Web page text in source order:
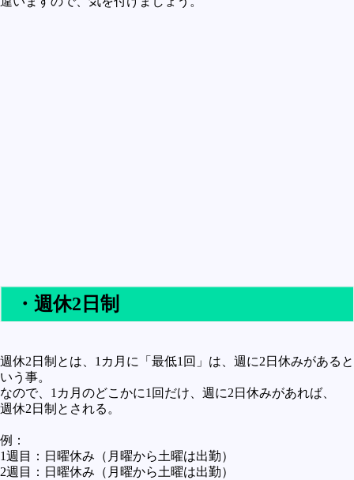
地理とか
災害
宇宙とか地球
ハイテク・デジタルとか
趣味
未確認
テレビドラマとか
・週休2日制
週休2日制とは、1カ月に「最低1回」は、週に2日休みがあると
いう事。
なので、1カ月のどこかに1回だけ、週に2日休みがあれば、
週休2日制とされる。
例：
1週目：日曜休み（月曜から土曜は出勤）
2週目：日曜休み（月曜から土曜は出勤）